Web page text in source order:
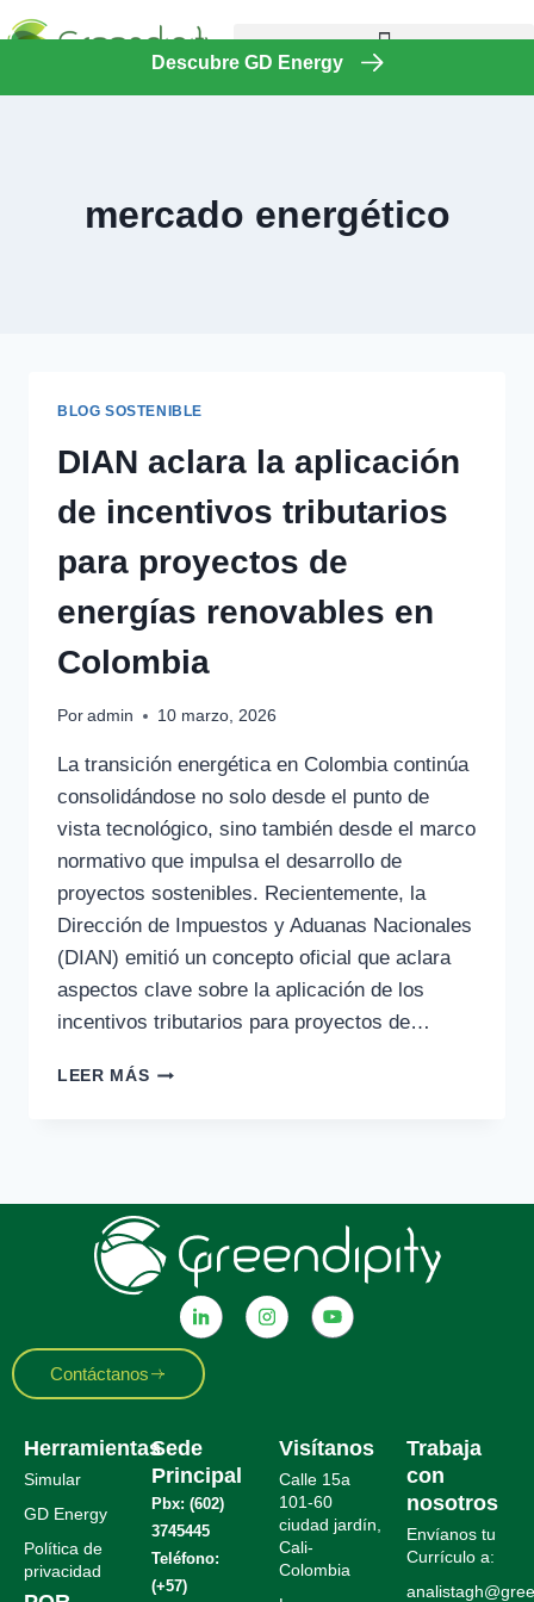
Descubre GD Energy
mercado energético
BLOG SOSTENIBLE
DIAN aclara la aplicación
de incentivos tributarios
para proyectos de
energías renovables en
Colombia
Por admin 10 marzo, 2026
La transición energética en Colombia continúa
consolidándose no solo desde el punto de
vista tecnológico, sino también desde el marco
normativo que impulsa el desarrollo de
proyectos sostenibles. Recientemente, la
Dirección de Impuestos y Aduanas Nacionales
(DIAN) emitió un concepto oficial que aclara
aspectos clave sobre la aplicación de los
incentivos tributarios para proyectos de…
LEER MÁS
Contáctanos
Herramientas
Simular
GD Energy
Política de
privacidad
Sede
Principal
Pbx: (602)
3745445
Teléfono:
(+57)
Visítanos
Calle 15a
101-60
ciudad jardín,
Cali-
Colombia
Trabaja
con
nosotros
Envíanos tu
Currículo a: